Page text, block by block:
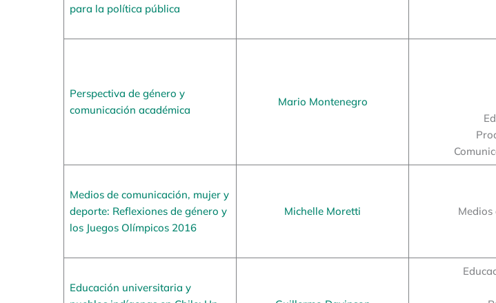
para la política pública
Perspectiva de género y
comunicación académica
Mario Montenegro
Medios de comunicación, mujer y
deporte: Reflexiones de género y
los Juegos Olímpicos 2016
Michelle Moretti
Medios
Educación universitaria y